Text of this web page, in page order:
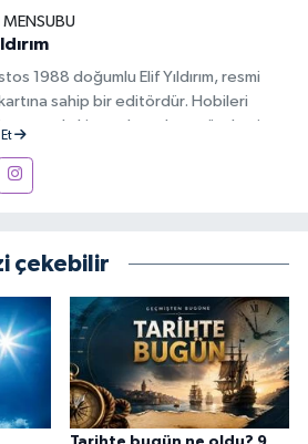
MENSUBU
1988 doğumlu Elif Yıldırım, resmi
sahip bir editördür. Hobileri
yapmak, kitap okumak ve gündemi
çekebilir